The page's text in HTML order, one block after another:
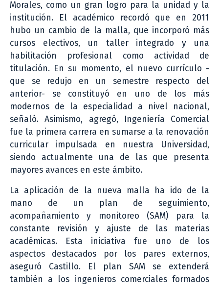
Morales, como un gran logro para la unidad y la
institución. El académico recordó que en 2011
hubo un cambio de la malla, que incorporó más
cursos electivos, un taller integrado y una
habilitación profesional como actividad de
titulación. En su momento, el nuevo currículo -
que se redujo en un semestre respecto del
anterior- se constituyó en uno de los más
modernos de la especialidad a nivel nacional,
señaló. Asimismo, agregó, Ingeniería Comercial
fue la primera carrera en sumarse a la renovación
curricular impulsada en nuestra Universidad,
siendo actualmente una de las que presenta
mayores avances en este ámbito.
La aplicación de la nueva malla ha ido de la
mano de un plan de seguimiento,
acompañamiento y monitoreo (SAM) para la
constante revisión y ajuste de las materias
académicas. Esta iniciativa fue uno de los
aspectos destacados por los pares externos,
aseguró Castillo. El plan SAM se extenderá
también a los ingenieros comerciales formados